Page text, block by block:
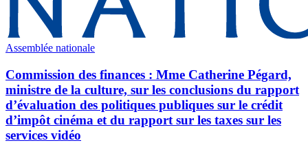
Assemblée nationale
Commission des finances : Mme Catherine Pégard,
ministre de la culture, sur les conclusions du rapport
d’évaluation des politiques publiques sur le crédit
d’impôt cinéma et du rapport sur les taxes sur les
services vidéo